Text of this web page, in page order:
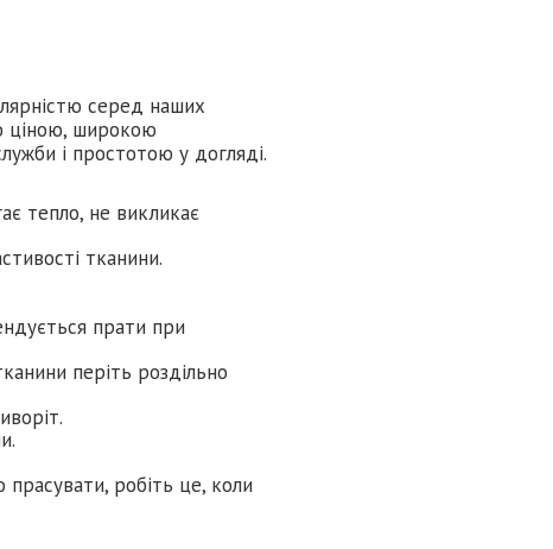
серед наших
ціною, широкою
і простотою у догляді.
тепло, не викликає
тканини.
прати при
періть роздільно
робіть це, коли